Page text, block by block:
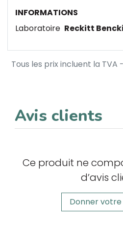
INFORMATIONS
Laboratoire Reckitt
Tous les prix incluent la TVA
Avis clients
Ce produit ne
d’avis
Donner votre